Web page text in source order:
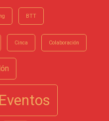
BTT
Cinca Colaboración
Eventos